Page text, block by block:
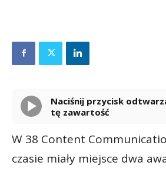
Naciśnij przycisk odtwarzania, aby odsłuchać
tę zawartość
W 38 Content
czasie miały miejsce dwa